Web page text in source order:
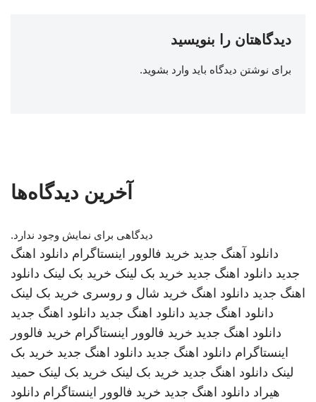
دیدگاهتان را بنویسید
برای نوشتن دیدگاه باید وارد بشوید.
آخرین دیدگاه‌ها
دیدگاهی برای نمایش وجود ندارد.
دانلود آهنگ جدید خرید فالوور اینستاگرام دانلود اهنگ
جدید دانلود اهنگ جدید خرید بک لینک خرید بک لینک دانلود
اهنگ جدید دانلود اهنگ خرید شال و روسری خرید بک لینک
دانلود اهنگ جدید دانلود اهنگ جدید دانلود اهنگ جدید
دانلود اهنگ جدید خرید فالوور اینستاگرام خرید فالوور
اینستاگرام دانلود اهنگ جدید دانلود اهنگ جدید خرید بک
لینک دانلود اهنگ جدید خرید بک لینک خرید بک لینک حمید
هیراد دانلود اهنگ جدید خرید فالوور اینستاگرام دانلود